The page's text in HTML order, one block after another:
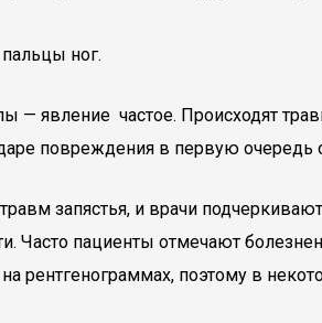
ног.
явление частое. Происходят
повреждения в первую
запястья, и врачи
Часто пациенты отмечают
поэтому в